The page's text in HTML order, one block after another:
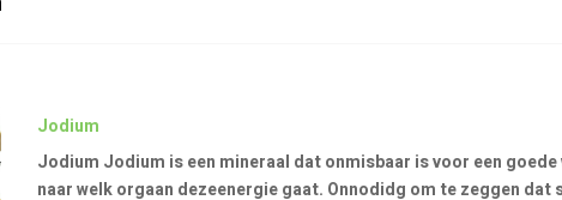
Jodium
Jodium Jodium is een mineraal dat onmisbaar is voor een
naar welk orgaan dezeenergie gaat. Onnodidg om te zeggen